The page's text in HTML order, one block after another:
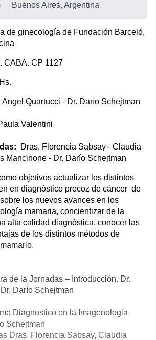
Buenos Aires, Argentina
de ginecología de Fundación Barceló,
CABA. CP 1127
Angel Quartucci - Dr. Darío Schejtman
Valentini
Dras. Florencia Sabsay - Claudia
Mancinone - Dr. Darío Schejtman
objetivos actualizar los distintos
en diagnóstico precoz de cáncer de
los nuevos avances en los
mamaria, concientizar de la
alta calidad diagnóstica, conocer las
de los distintos métodos de
de la Jornadas – Introducción. Dr.
Darío Schejtman
Diagnostico en la Imagenologia
Schejtman
Dras. Florencia Sabsay, Claudia